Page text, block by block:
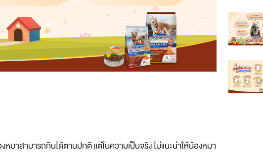
มาสามารถกินได้ตามปกติ แต่ในความเป็นจริง ไม่แนะนำให้น้องหมา